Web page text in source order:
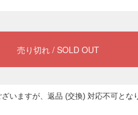
いますが、返品 (交換) 対応不可とな